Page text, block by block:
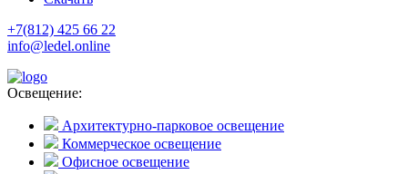
+7(812) 425 66 22
info@ledel.online
Освещение:
Архитектурно-парковое освещение
Коммерческое освещение
Офисное освещение